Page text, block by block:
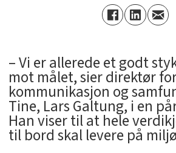
– Vi er allerede et godt
mot målet, sier direktør
kommunikasjon og
Tine, Lars Galtung, i en
Han viser til at hele
til bord skal levere på